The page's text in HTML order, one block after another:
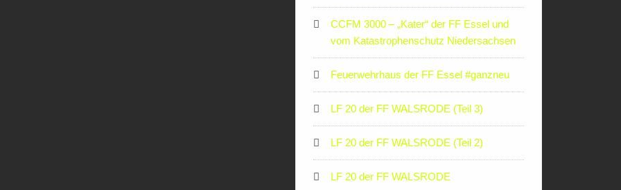
CCFM 3000 – „Kater“ der FF Essel und
vom Katastrophenschutz Niedersachsen
Feuerwehrhaus der FF Essel #ganzneu
LF 20 der FF WALSRODE (Teil 3)
LF 20 der FF WALSRODE (Teil 2)
LF 20 der FF WALSRODE